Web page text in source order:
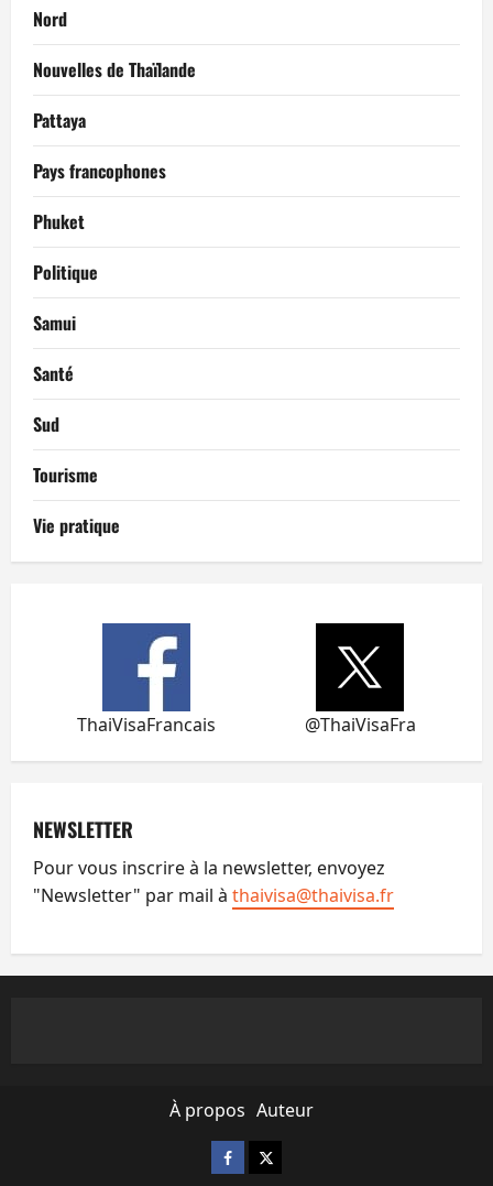
Nord
Nouvelles de Thaïlande
Pattaya
Pays francophones
Phuket
Politique
Samui
Santé
Sud
Tourisme
Vie pratique
ThaiVisaFrancais @ThaiVisaFra
NEWSLETTER
Pour vous inscrire à la newsletter, envoyez
"Newsletter" par mail à thaivisa@thaivisa.fr
À propos Auteur
Facebook
X